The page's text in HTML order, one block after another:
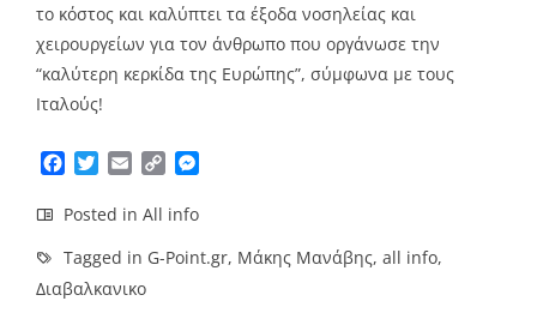
το κόστος και καλύπτει τα έξοδα νοσηλείας και
χειρουργείων για τον άνθρωπο που οργάνωσε την
“καλύτερη κερκίδα της Ευρώπης”, σύμφωνα με τους
Ιταλούς!
Facebook
TwitterEmailCopy
Posted in All info
Tagged in G-Point.gr, Μάκης Μανάβης, all info,
Διαβαλκανικο